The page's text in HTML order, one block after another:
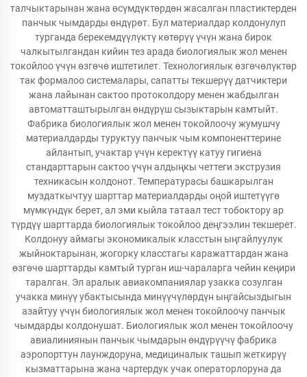
талчыктарынан жана өсүмдүктөрдөн жасалган пластиктерден
панчык чымдарды өндүрөт. Бул материалдар колдонулуп
турганда берекемдүүлүктү көтөрүү үчүн жана бирок
чалкытылгандан кийин тез арада биологиялык жол менен
токойлоо үчүн өзгөчө иштетилет. Технологиялык өзгөчөлүктөр
так формалоо системалары, сапатты текшерүү датчиктери
жана лайынан сактоо протоколдору менен жабдылган
автоматташтырылган өндүрүш сызыктарын камтыйт.
Фабрика биологиялык жол менен токойлоочу жумушчу
материалдарды туруктуу панчык чым компоненттерине
айлантып, учактар үчүн керектүү катуу гигиена
стандарттарын сактоо үчүн алдыңкы четтеги экструзия
техникасын колдонот. Температурасы башкарылган
муздаткычтуу шарттар материалдарды оңой иштетүүгө
мүмкүндүк берет, ал эми кыйла татаал тест тобоктору ар
түрдүү шарттарда биологиялык токойлоо деңгээлин текшерет.
Колдонуу аймагы экономикалык класстын ыңгайлуулук
жыйноктарынан, жогорку класстагы каражаттардан жана
өзгөчө шарттарды камтый турган иш-чараларга чейин кеңири
таралган. Эл аралык авиакомпаниялар узакка созулган
учакка минүү убактысында минүүчүлөрдүн ыңгайсыздыгын
азайтуу үчүн биологиялык жол менен токойлоочу панчык
чымдарды колдонушат. Биологиялык жол менен токойлоочу
авиалиниянын панчык чымдарын өндүрүүчү фабрика
аэропорттун лаунждоруна, медициналык ташып жеткирүү
кызматтарына жана чартердук учак операторлоруна да